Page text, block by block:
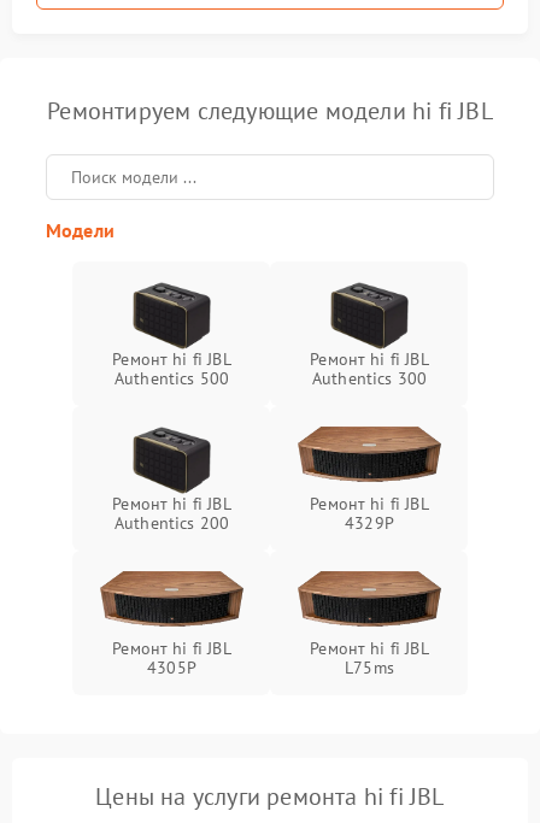
Ремонтируем следующие модели hi fi JBL
Модели
Ремонт hi fi JBL
Authentics 500
Ремонт hi fi JBL
Authentics 300
Ремонт hi fi JBL
Authentics 200
Ремонт hi fi JBL
4329P
Ремонт hi fi JBL
4305P
Ремонт hi fi JBL
L75ms
Цены на услуги ремонта hi fi JBL